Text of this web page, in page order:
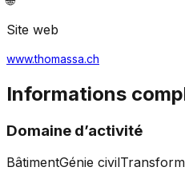
Site web
www.thomassa.ch
Informations
Domaine d’activité
BâtimentGénie civil